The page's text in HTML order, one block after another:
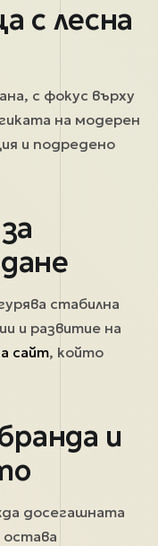
с лесна
с фокус върху
на модерен
и подредено
стабилна
и развитие на
сайт, който
и
досегашната
остава